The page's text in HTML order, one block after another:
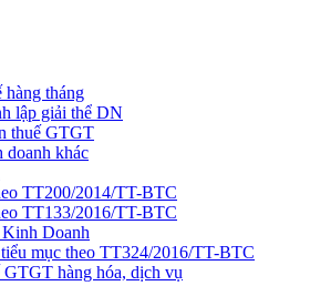
tháng
lập giải thể DN
thuế GTGT
khác
TT200/2014/TT-BTC
TT133/2016/TT-BTC
Doanh
mục theo TT324/2016/TT-BTC
GTGT hàng hóa, dịch vụ